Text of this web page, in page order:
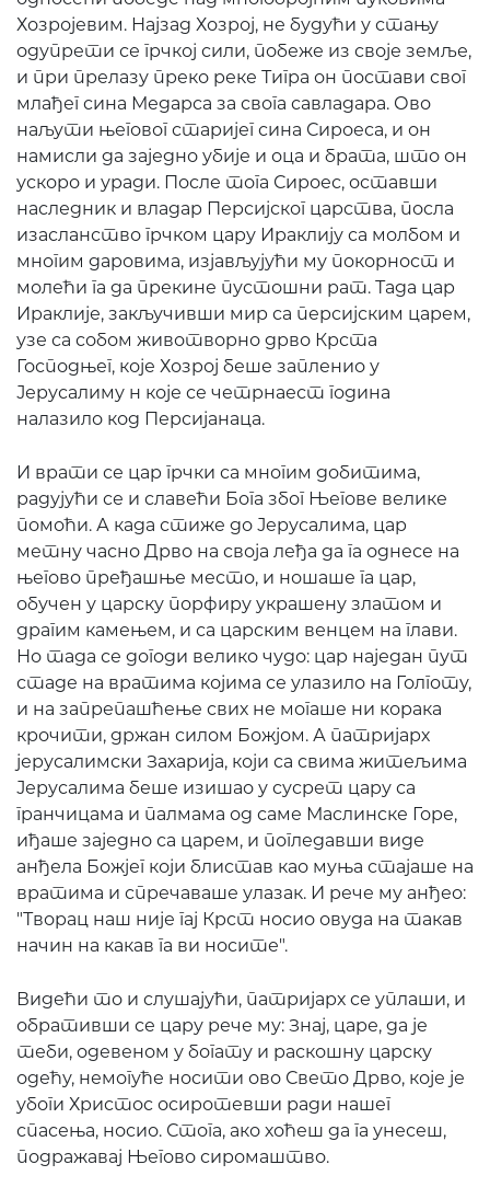
Хозројевим. Најзад Хозрој, не будући у стању
одупрети се грчкој сили, побеже из своје земље,
и при прелазу преко реке Тигра он постави свог
млађег сина Медарса за свога савладара. Ово
наљути његовог старијег сина Сироеса, и он
намисли да заједно убије и оца и брата, што он
ускоро и уради. После тога Сироес, оставши
наследник и владар Персијског царства, посла
изасланство грчком цару Ираклију са молбом и
многим даровима, изјављујући му покорност и
молећи га да прекине пустошни рат. Тада цар
Ираклије, закључивши мир са персијским царем,
узе са собом животворно дрво Крста
Господњег, које Хозрој беше запленио у
Јерусалиму н које се четрнаест година
налазило код Персијанаца.
И врати се цар грчки са многим добитима,
радујући се и славећи Бога због Његове велике
помоћи. А када стиже до Јерусалима, цар
метну часно Дрво на своја леђа да га однесе на
његово пређашње место, и ношаше га цар,
обучен у царску порфиру украшену златом и
драгим камењем, и са царским венцем на глави.
Но тада се догоди велико чудо: цар наједан пут
стаде на вратима којима се улазило на Голготу,
и на запрепашћење свих не могаше ни корака
крочити, држан силом Божјом. А патријарх
јерусалимски Захарија, који са свима житељима
Јерусалима беше изишао у сусрет цару са
гранчицама и палмама од саме Маслинске Горе,
иђаше заједно са царем, и погледавши виде
анђела Божјег који блистав као муња стајаше на
вратима и спречаваше улазак. И рече му анђео:
"Творац наш није гај Крст носио овуда на такав
начин на какав га ви носите".
Видећи то и слушајући, патријарх се уплаши, и
обративши се цару рече му: Знај, царе, да је
теби, одевеном у богату и раскошну царску
одећу, немогуће носити ово Свето Дрво, које је
убоги Христос осиротевши ради нашег
спасења, носио. Стога, ако хоћеш да га унесеш,
подражавај Његово сиромаштво.